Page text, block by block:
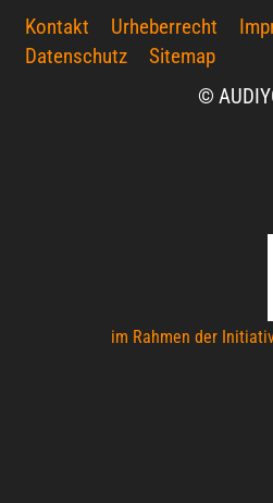
Kontakt Urheberrecht
Datenschutz
Sitemap
©
im Rahmen der